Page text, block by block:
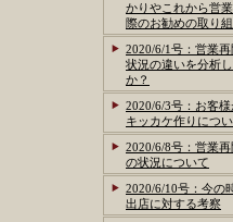
かりやこれから営
際のお勧めの取り
2020/6/1号：営業再
状況の違いを分析
か？
2020/6/3号：お客
キッカケ作りにつ
2020/6/8号：営業
の状況について
2020/6/10号：今の
出店に対する考察